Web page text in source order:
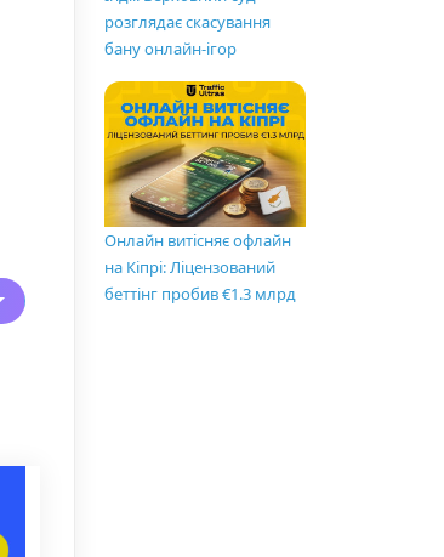
розглядає скасування
бану онлайн-ігор
Онлайн витісняє офлайн
на Кіпрі: Ліцензований
беттінг пробив €1.3 млрд